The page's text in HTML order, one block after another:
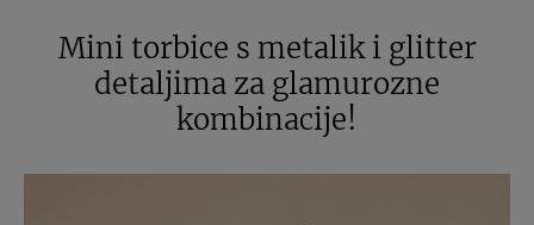
Mini torbice s metalik i glitter
detaljima za glamurozne
kombinacije!